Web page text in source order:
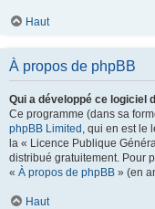
Haut
À propos de phpBB
Qui a développé ce logiciel
Ce programme (dans sa
phpBB Limited , qui en est
la « Licence Publique
distribué gratuitement. Pour
« À propos de phpBB » (en
Haut